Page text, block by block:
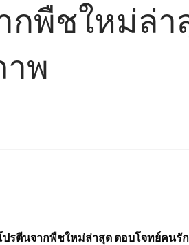
กพืชใหม่ล่า
พ
ปรตีนจากพืชใหม่ล่าสุด ตอบโจทย์คน